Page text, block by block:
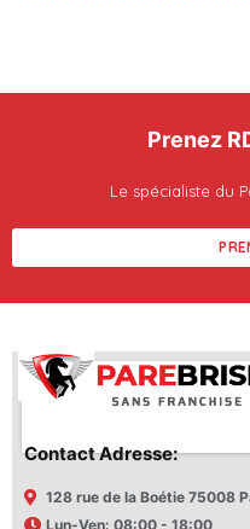
Prenez
Le spécialiste du
Contact Adresse:
128 rue de la Boétie 75008
Lun-Ven: 08:00 - 18:00